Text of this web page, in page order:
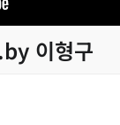
이형구